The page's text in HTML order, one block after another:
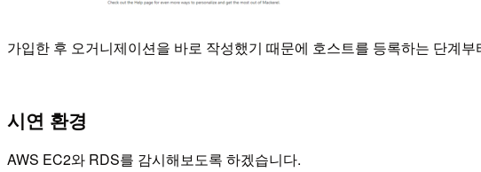
가입한 후 오거니제이션을 바로 작성했기 때문에 호스트를 등록하는 단계
시연 환경
AWS EC2와 RDS를 감시해보도록 하겠습니다.